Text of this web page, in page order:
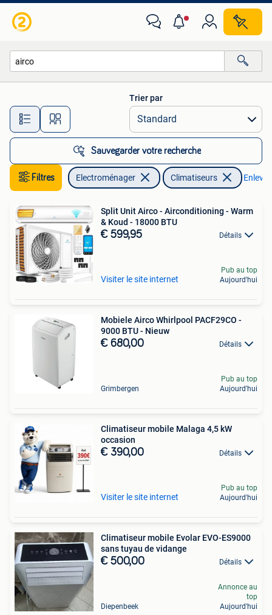
Toutes les distances…
Trier par
Sauvegarder votre recherche
Filtres Electroménager Climatiseurs
Split Unit Airco - Airconditioning - Warm
& Koud - 18000 BTU
€ 599,95 Détails
Visiter le site internet
Pub au top
Aujourd'hui
Mobiele Airco Whirlpool PACF29CO -
9000 BTU - Nieuw
€ 680,00 Détails
Grimbergen
Pub au top
Aujourd'hui
Climatiseur mobile Malaga 4,5 kW
occasion
€ 390,00 Détails
Visiter le site internet
Pub au top
Aujourd'hui
Climatiseur mobile Evolar EVO-ES9000
sans tuyau de vidange
€ 500,00 Détails
Diepenbeek
Annonce au
top
Aujourd'hui